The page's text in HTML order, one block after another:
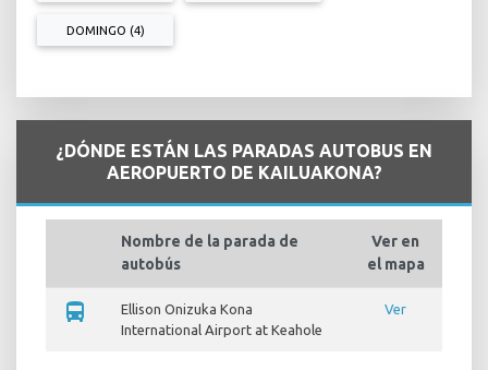
DOMINGO (4)
¿DÓNDE ESTÁN LAS PARADAS AUTOBUS EN
AEROPUERTO DE KAILUAKONA?
Nombre de la parada de
autobús
Ver en
el mapa
directions_bus
Ellison Onizuka Kona
International Airport at Keahole
Ver